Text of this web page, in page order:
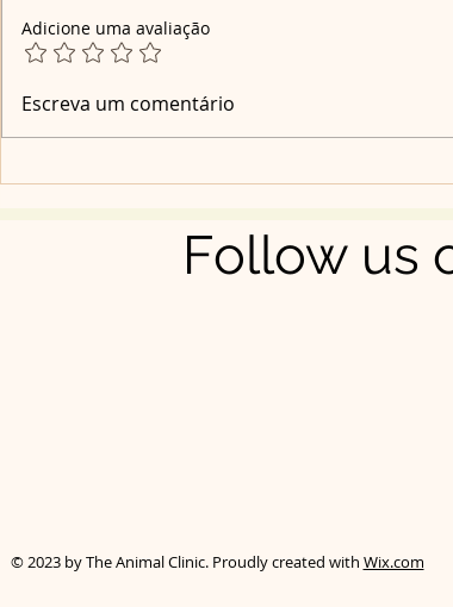
AGOSTO: LIVE DA SEXTA-
Adicione uma avaliação
Escreva um comentário
© 2023 by The Animal Clinic. Proudly created with Wix.com
Follow us